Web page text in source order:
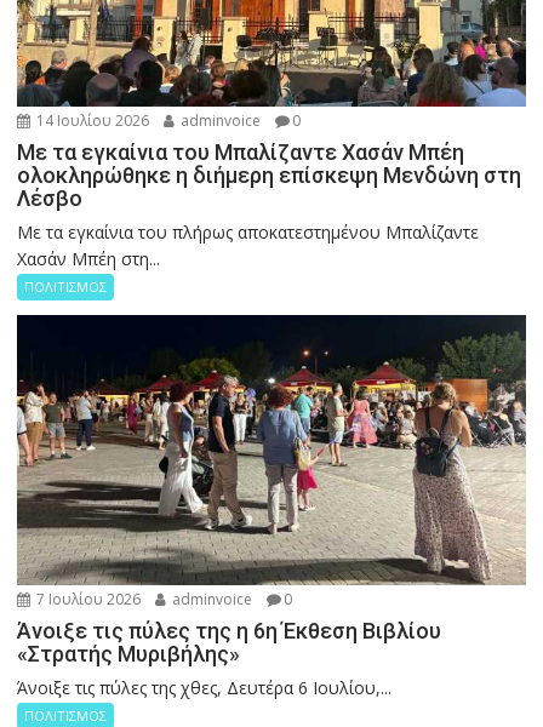
14 Ιουλίου 2026 adminvoice 0
Με τα εγκαίνια του Μπαλίζαντε Χασάν Μπέη
ολοκληρώθηκε η διήμερη επίσκεψη Μενδώνη στη
Λέσβο
Με τα εγκαίνια του πλήρως αποκατεστημένου Μπαλίζαντε
Χασάν Μπέη στη...
ΠΟΛΙΤΙΣΜΟΣ
7 Ιουλίου 2026 adminvoice 0
Άνοιξε τις πύλες της η 6η Έκθεση Βιβλίου
«Στρατής Μυριβήλης»
Άνοιξε τις πύλες της χθες, Δευτέρα 6 Ιουλίου,...
ΠΟΛΙΤΙΣΜΟΣ